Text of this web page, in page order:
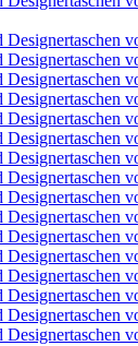
Designertaschen
Designertaschen
Designertaschen
Designertaschen
Designertaschen
Designertaschen
Designertaschen
Designertaschen
Designertaschen
Designertaschen
Designertaschen
Designertaschen
Designertaschen
Designertaschen
Designertaschen
Designertaschen